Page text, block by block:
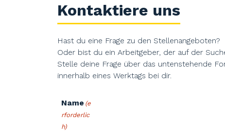
Kontaktiere uns
Hast du eine Frage zu den Stellenangeboten?
Oder bist du ein Arbeitgeber, der auf der
Stelle deine Frage über das untenstehende
innerhalb eines Werktags bei dir.
Name (e
rforderlic
h)